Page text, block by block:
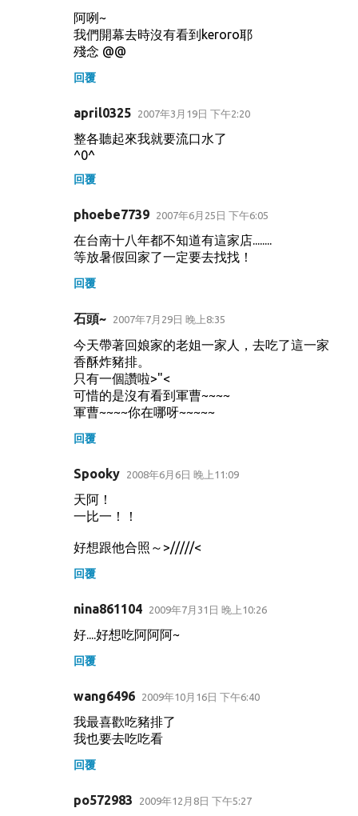
阿咧~
我們開幕去時沒有看到keroro耶
殘念 @@
回覆
april0325 2007年3月19日 下午2:20
整各聽起來我就要流口水了
^0^
回覆
phoebe7739 2007年6月25日 下午6:05
在台南十八年都不知道有這家店........
等放暑假回家了一定要去找找！
回覆
石頭~ 2007年7月29日 晚上8:35
今天帶著回娘家的老姐一家人，去吃了這一家
香酥炸豬排。
只有一個讚啦>"<
可惜的是沒有看到軍曹~~~~
軍曹~~~~你在哪呀~~~~~
回覆
Spooky 2008年6月6日 晚上11:09
天阿！
一比一！！
好想跟他合照～>/////<
回覆
nina861104 2009年7月31日 晚上10:26
好....好想吃阿阿阿~
回覆
wang6496 2009年10月16日 下午6:40
我最喜歡吃豬排了
我也要去吃吃看
回覆
po572983 2009年12月8日 下午5:27